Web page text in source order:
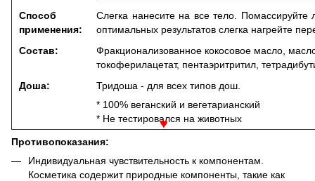
Способ
применения:
Слегка нанесите на все тело.
оптимальных результатов слегка нагрейте
Состав:
Фракционализованное кокосовое масло,
токоферилацетат, пентаэритритил,
Доша:
Тридоша - для всех типов дош.
* 100% веганский и вегетарианский
* Не тестировался на животных
Противопоказания:
Индивидуальная чувствительность к компонентам.
Косметика содержит природные компоненты, такие как